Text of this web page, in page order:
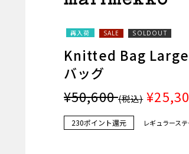
再入荷 SALE SOLDOUT
Knitted Bag
バッグ
¥50,600(税込)
230ポイント還元 レギュラース